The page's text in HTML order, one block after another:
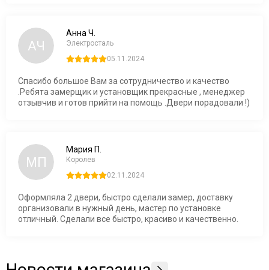
АЧ
Анна Ч.
Электросталь
05.11.2024
Спасибо большое Вам за сотрудничество и качество
.Ребята замерщик и установщик прекрасные , менеджер
отзывчив и готов прийти на помощь .Двери порадовали !)
МП
Мария П.
Королев
02.11.2024
Оформляла 2 двери, быстро сделали замер, доставку
организовали в нужный день, мастер по установке
отличный. Сделали все быстро, красиво и качественно.